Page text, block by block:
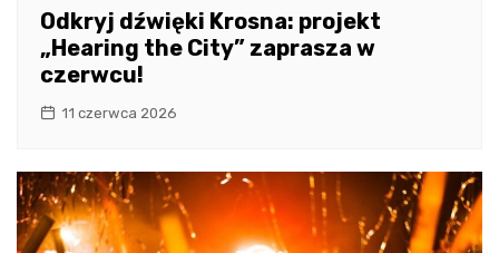
Odkryj dźwięki Krosna: projekt
„Hearing the City” zaprasza w
czerwcu!
11 czerwca 2026